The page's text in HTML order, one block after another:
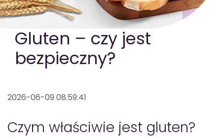
Gluten – czy jest
bezpieczny?
2026-06-09 08:59:41
Czym właściwie jest gluten?